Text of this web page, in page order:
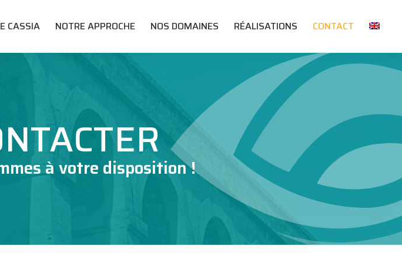
CASSIA NOTRE APPROCHE NOS DOMAINES RÉALISATIONS CONTACT
à votre disposition !